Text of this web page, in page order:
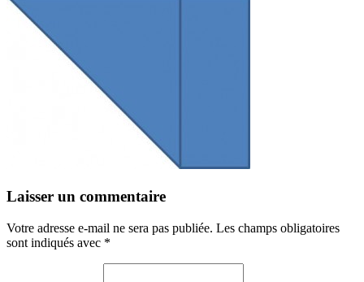
Laisser un commentaire
Votre adresse e-mail ne sera pas publiée. Les champs obligatoires
sont indiqués avec *